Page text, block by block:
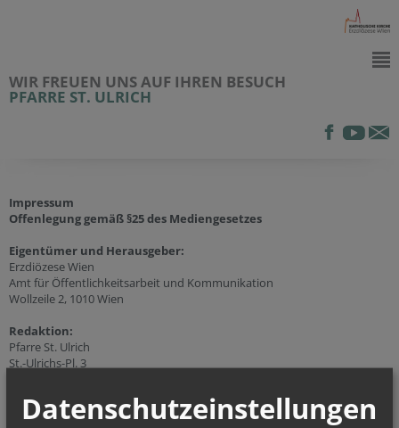
WIR FREUEN UNS AUF IHREN BESUCH
PFARRE ST. ULRICH
Impressum
Offenlegung gemäß §25 des Mediengesetzes
Eigentümer und Herausgeber:
Erzdiözese Wien
Amt für Öffentlichkeitsarbeit und Kommunikation
Wollzeile 2, 1010 Wien
Redaktion:
Pfarre St. Ulrich
St.-Ulrichs-Pl. 3
+43 (1) 523 12 46-10
E-Mail:pfarre.st.ulrich@katholischekirche.at
Datenschutzeinstellungen